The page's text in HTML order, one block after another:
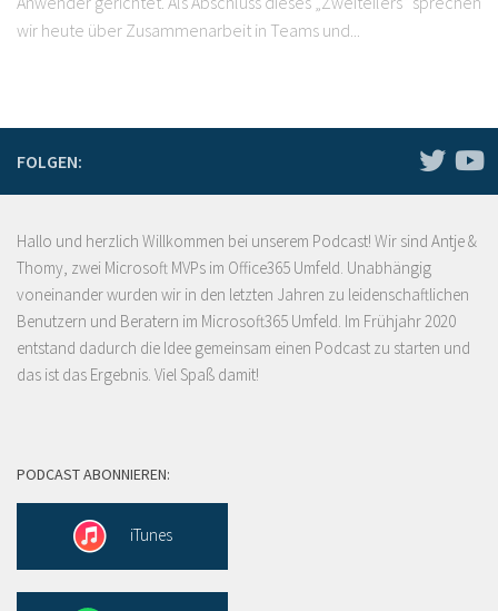
wir heute über Zusammenarbeit in Teams und...
FOLGEN:
Hallo und herzlich Willkommen bei unserem Podcast! Wir sind Antje &
Thomy, zwei Microsoft MVPs im Office365 Umfeld. Unabhängig
voneinander wurden wir in den letzten Jahren zu leidenschaftlichen
Benutzern und Beratern im Microsoft365 Umfeld. Im Frühjahr 2020
entstand dadurch die Idee gemeinsam einen Podcast zu starten und
das ist das Ergebnis. Viel Spaß damit!
PODCAST ABONNIEREN:
iTunes